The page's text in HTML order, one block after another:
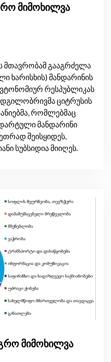
მიმოხილვა
მთავრობამ გააგრძელა
ხარისხის) მანდარინის
რესპუბლიკას
ციტრუსის
რომლებმაც
მანდარინი
შეისყიდეს,
სუბსიდია მიიღეს.
მიმოხილვა